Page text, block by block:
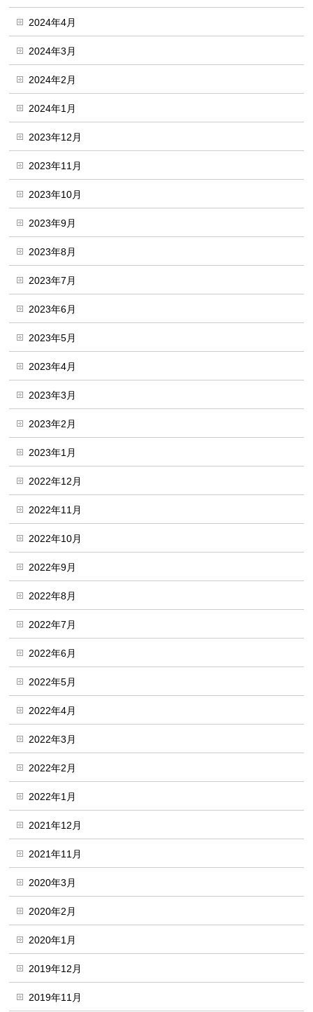
2024年4月
2024年3月
2024年2月
2024年1月
2023年12月
2023年11月
2023年10月
2023年9月
2023年8月
2023年7月
2023年6月
2023年5月
2023年4月
2023年3月
2023年2月
2023年1月
2022年12月
2022年11月
2022年10月
2022年9月
2022年8月
2022年7月
2022年6月
2022年5月
2022年4月
2022年3月
2022年2月
2022年1月
2021年12月
2021年11月
2020年3月
2020年2月
2020年1月
2019年12月
2019年11月